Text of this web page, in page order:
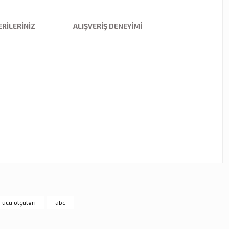
ALIŞVERIŞ DENEYIMI
ucu ölçüleri abc